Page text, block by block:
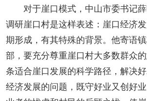
对于崖口模式，中山市委书记薛
调研崖口村是这样表述：崖口经济
期形成，有其特殊的背景。他寄语
部，要充分尊重崖口村大多数群众
条适合崖口发展的科学路径，解决
经济发展的问题，既守好业又创好